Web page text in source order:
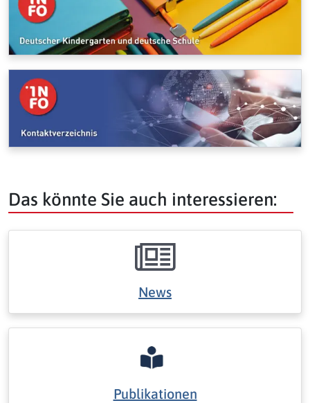
Das könnte Sie auch interessieren:
News
Publikationen